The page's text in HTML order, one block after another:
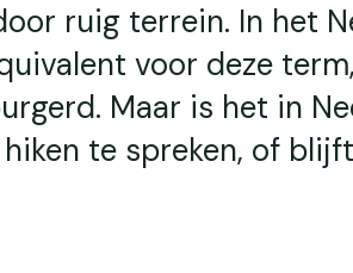
ruig terrein. In het
voor deze
Maar is het in
te spreken, of